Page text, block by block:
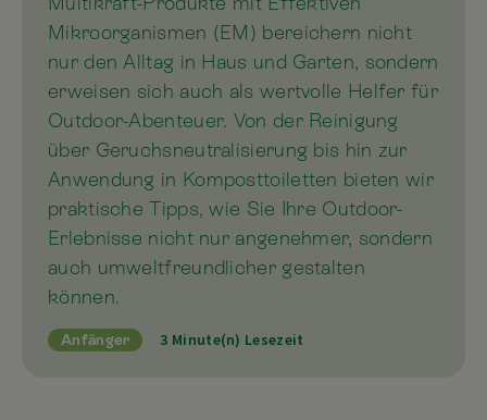
Mikroorganismen (EM) bereichern nicht
nur den Alltag in Haus und Garten, sondern
erweisen sich auch als wertvolle Helfer für
Outdoor-Abenteuer. Von der Reinigung
über Geruchsneutralisierung bis hin zur
Anwendung in Komposttoiletten bieten wir
praktische Tipps, wie Sie Ihre Outdoor-
Erlebnisse nicht nur angenehmer, sondern
auch umweltfreundlicher gestalten
können.
Anfänger 3 Minute(n) Lesezeit